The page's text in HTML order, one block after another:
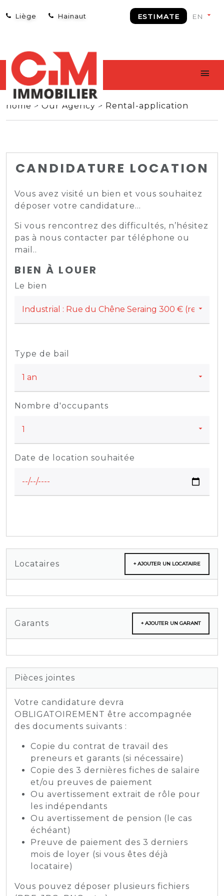
Liège Hainaut ESTIMATE
home > Our Agency > Rental-application
CANDIDATURE LOCATION
Vous avez visité un bien et vous souhaitez
déposer votre candidature…
Si vous rencontrez des difficultés, n’hésitez
pas à nous contacter par téléphone ou
mail..
BIEN À LOUER
Le bien
Type de bail
Nombre d'occupants
Date de location souhaitée
Locataires + AJOUTER UN LOCATAIRE
Garants + AJOUTER UN GARANT
Pièces jointes
Votre candidature devra
OBLIGATOIREMENT être accompagnée
des documents suivants :
Copie du contrat de travail des
preneurs et garants (si nécessaire)
Copie des 3 dernières fiches de salaire
et/ou preuves de paiement
Ou avertissement extrait de rôle pour
les indépendants
Ou avertissement de pension (le cas
échéant)
Preuve de paiement des 3 derniers
mois de loyer (si vous êtes déjà
locataire)
Vous pouvez déposer plusieurs fichiers